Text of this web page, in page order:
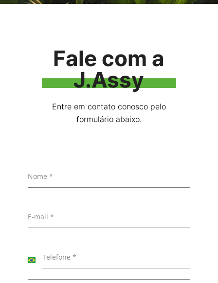
Fale com a
J.Assy
Entre em contato conosco pelo
formulário abaixo.
Nome *
E-mail *
Telefone *
Brazil
+55